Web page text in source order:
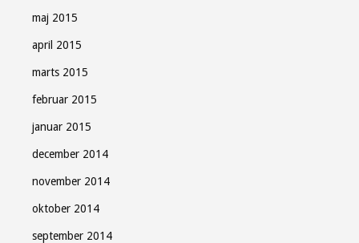
maj 2015
april 2015
marts 2015
februar 2015
januar 2015
december 2014
november 2014
oktober 2014
september 2014